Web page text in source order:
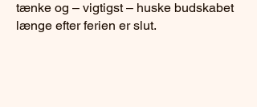
tænke og – vigtigst – huske budskabet
længe efter ferien er slut.